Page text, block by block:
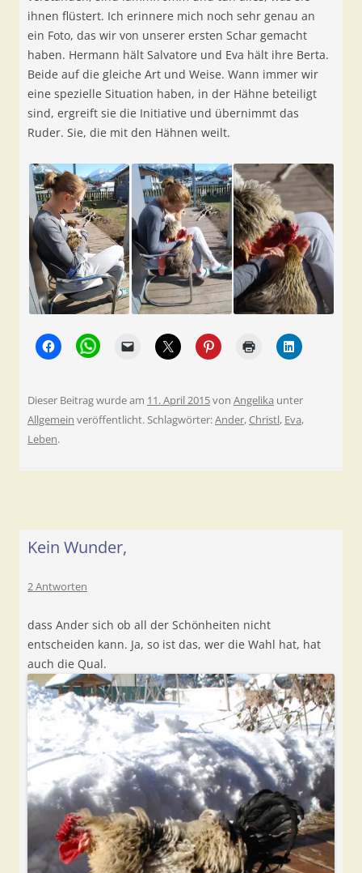
ihnen flüstert. Ich erinnere mich noch sehr genau an
ein Foto, das wir von unserer ersten Schar gemacht
haben. Hermann hält Salvatore und Eva hält ihre Berta.
Beide auf die gleiche Art und Weise. Wann immer wir
eine spezielle Situation haben, in der Hähne beteiligt
sind, ergreift sie die Initiative und übernimmt das
Ruder. Sie, die mit den Hähnen weilt.
Dieser Beitrag wurde am 11. April 2015von Angelika unter
Allgemein veröffentlicht. Schlagwörter:Ander,Christl, Eva,
Leben.
Kein Wunder,
2 Antworten
dass Ander sich ob all der Schönheiten nicht
entscheiden kann. Ja, so ist das, wer die Wahl hat, hat
auch die Qual.